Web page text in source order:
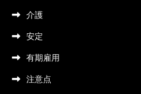
介護
安定
有期雇用
注意点